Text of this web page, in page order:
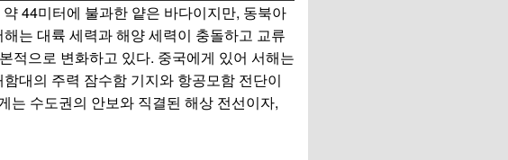
44미터에 불과한 얕은 바다이지만, 동북아
는 대륙 세력과 해양 세력이 충돌하고 교류
적으로 변화하고 있다. 중국에게 있어 서해는
대의 주력 잠수함 기지와 항공모함 전단이
는 수도권의 안보와 직결된 해상 전선이자,